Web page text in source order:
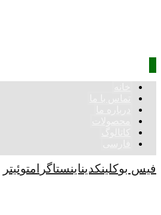
فیس بوکلینکدیناینستاگرامتوئیتر